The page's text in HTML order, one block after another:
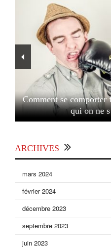
Comment se comporter
qui on ne
ARCHIVES
mars 2024
février 2024
décembre 2023
septembre 2023
juin 2023